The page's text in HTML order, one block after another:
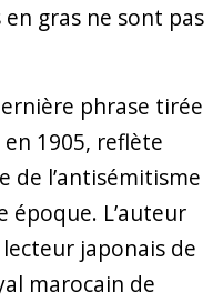
en gras ne sont pas
phrase tirée
1905, reflète
de l’antisémitisme
époque. L’auteur
japonais de
marocain de